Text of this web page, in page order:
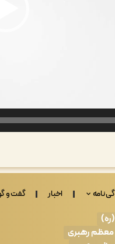
نامه اخبار گفت و
معظم رهبری